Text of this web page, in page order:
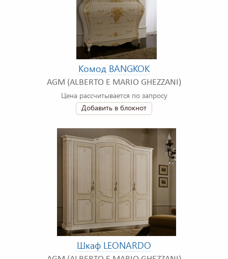
Комод BANGKOK
AGM (ALBERTO E MARIO GHEZZANI)
Цена рассчитывается по запросу
Добавить в блокнот
Шкаф LEONARDO